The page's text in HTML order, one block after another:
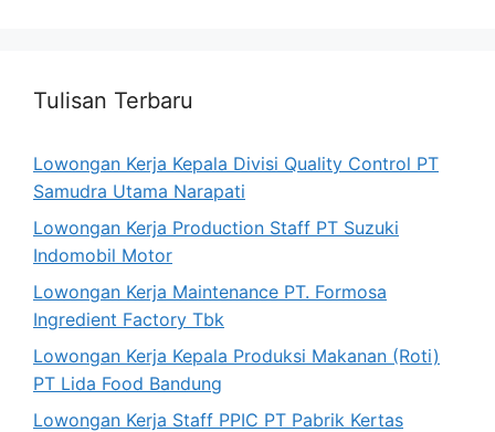
Tulisan Terbaru
Lowongan Kerja Kepala Divisi Quality Control PT
Samudra Utama Narapati
Lowongan Kerja Production Staff PT Suzuki
Indomobil Motor
Lowongan Kerja Maintenance PT. Formosa
Ingredient Factory Tbk
Lowongan Kerja Kepala Produksi Makanan (Roti)
PT Lida Food Bandung
Lowongan Kerja Staff PPIC PT Pabrik Kertas